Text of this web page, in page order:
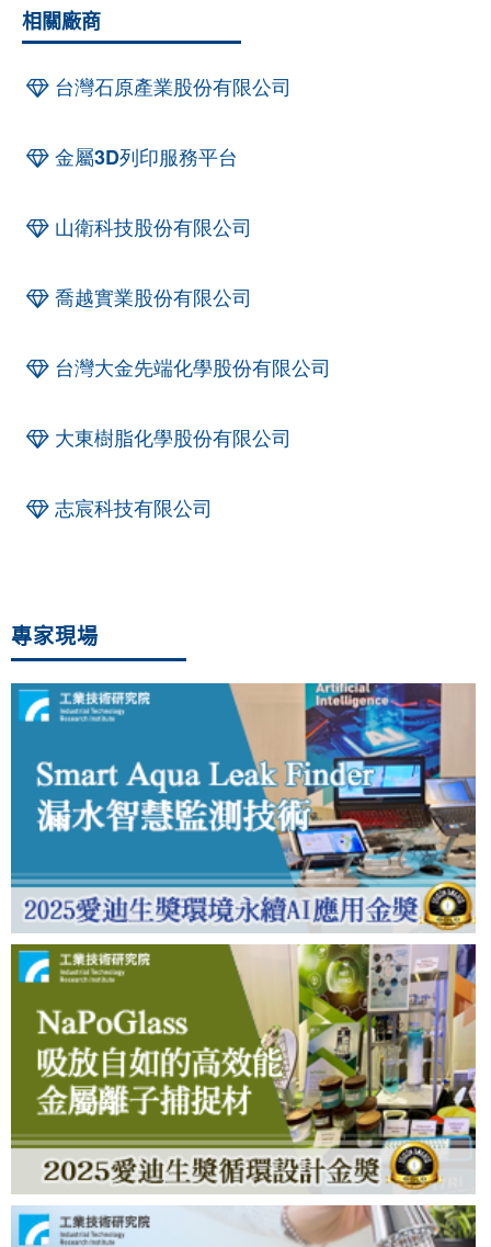
相關廠商
台灣石原產業股份有限公司
金屬3D列印服務平台
山衛科技股份有限公司
喬越實業股份有限公司
台灣大金先端化學股份有限公司
大東樹脂化學股份有限公司
志宸科技有限公司
專家現場